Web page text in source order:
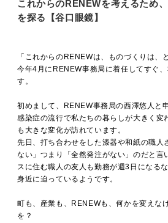
CONTACT
これからのRENEWを考えるため
を探る【谷口眼鏡】
「これからのRENEWは、ものづくりは、
今年4月にRENEW事務局に着任してすぐ
す。
初めまして、RENEW事務局の西澤悠人と
感染症の流行で私たちの暮らしが大きく変
も大きな変化が訪れています。
先日、打ち合わせをした漆器や和紙の職人
ない」つまり「全然発注がない」のだと言
スに住む職人の友人も勤務が週3日になる
身近に迫っているようです。
町も、産業も、RENEWも、何かを変えな
を？